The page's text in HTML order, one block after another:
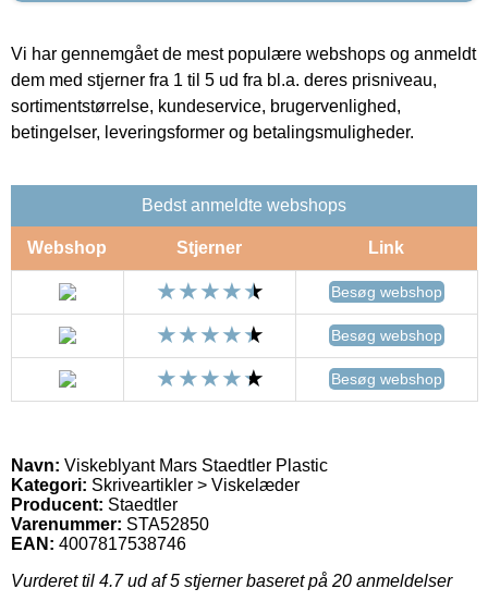
Vi har gennemgået de mest populære webshops og anmeldt
dem med stjerner fra 1 til 5 ud fra bl.a. deres prisniveau,
sortimentstørrelse, kundeservice, brugervenlighed,
betingelser, leveringsformer og betalingsmuligheder.
Bedst anmeldte webshops
Webshop Stjerner Link
Besøg webshop
Besøg webshop
Besøg webshop
Navn: Viskeblyant Mars Staedtler Plastic
Kategori: Skriveartikler > Viskelæder
Producent: Staedtler
Varenummer: STA52850
EAN: 4007817538746
Vurderet til 4.7ud af 5 stjerner baseret på 20 anmeldelser